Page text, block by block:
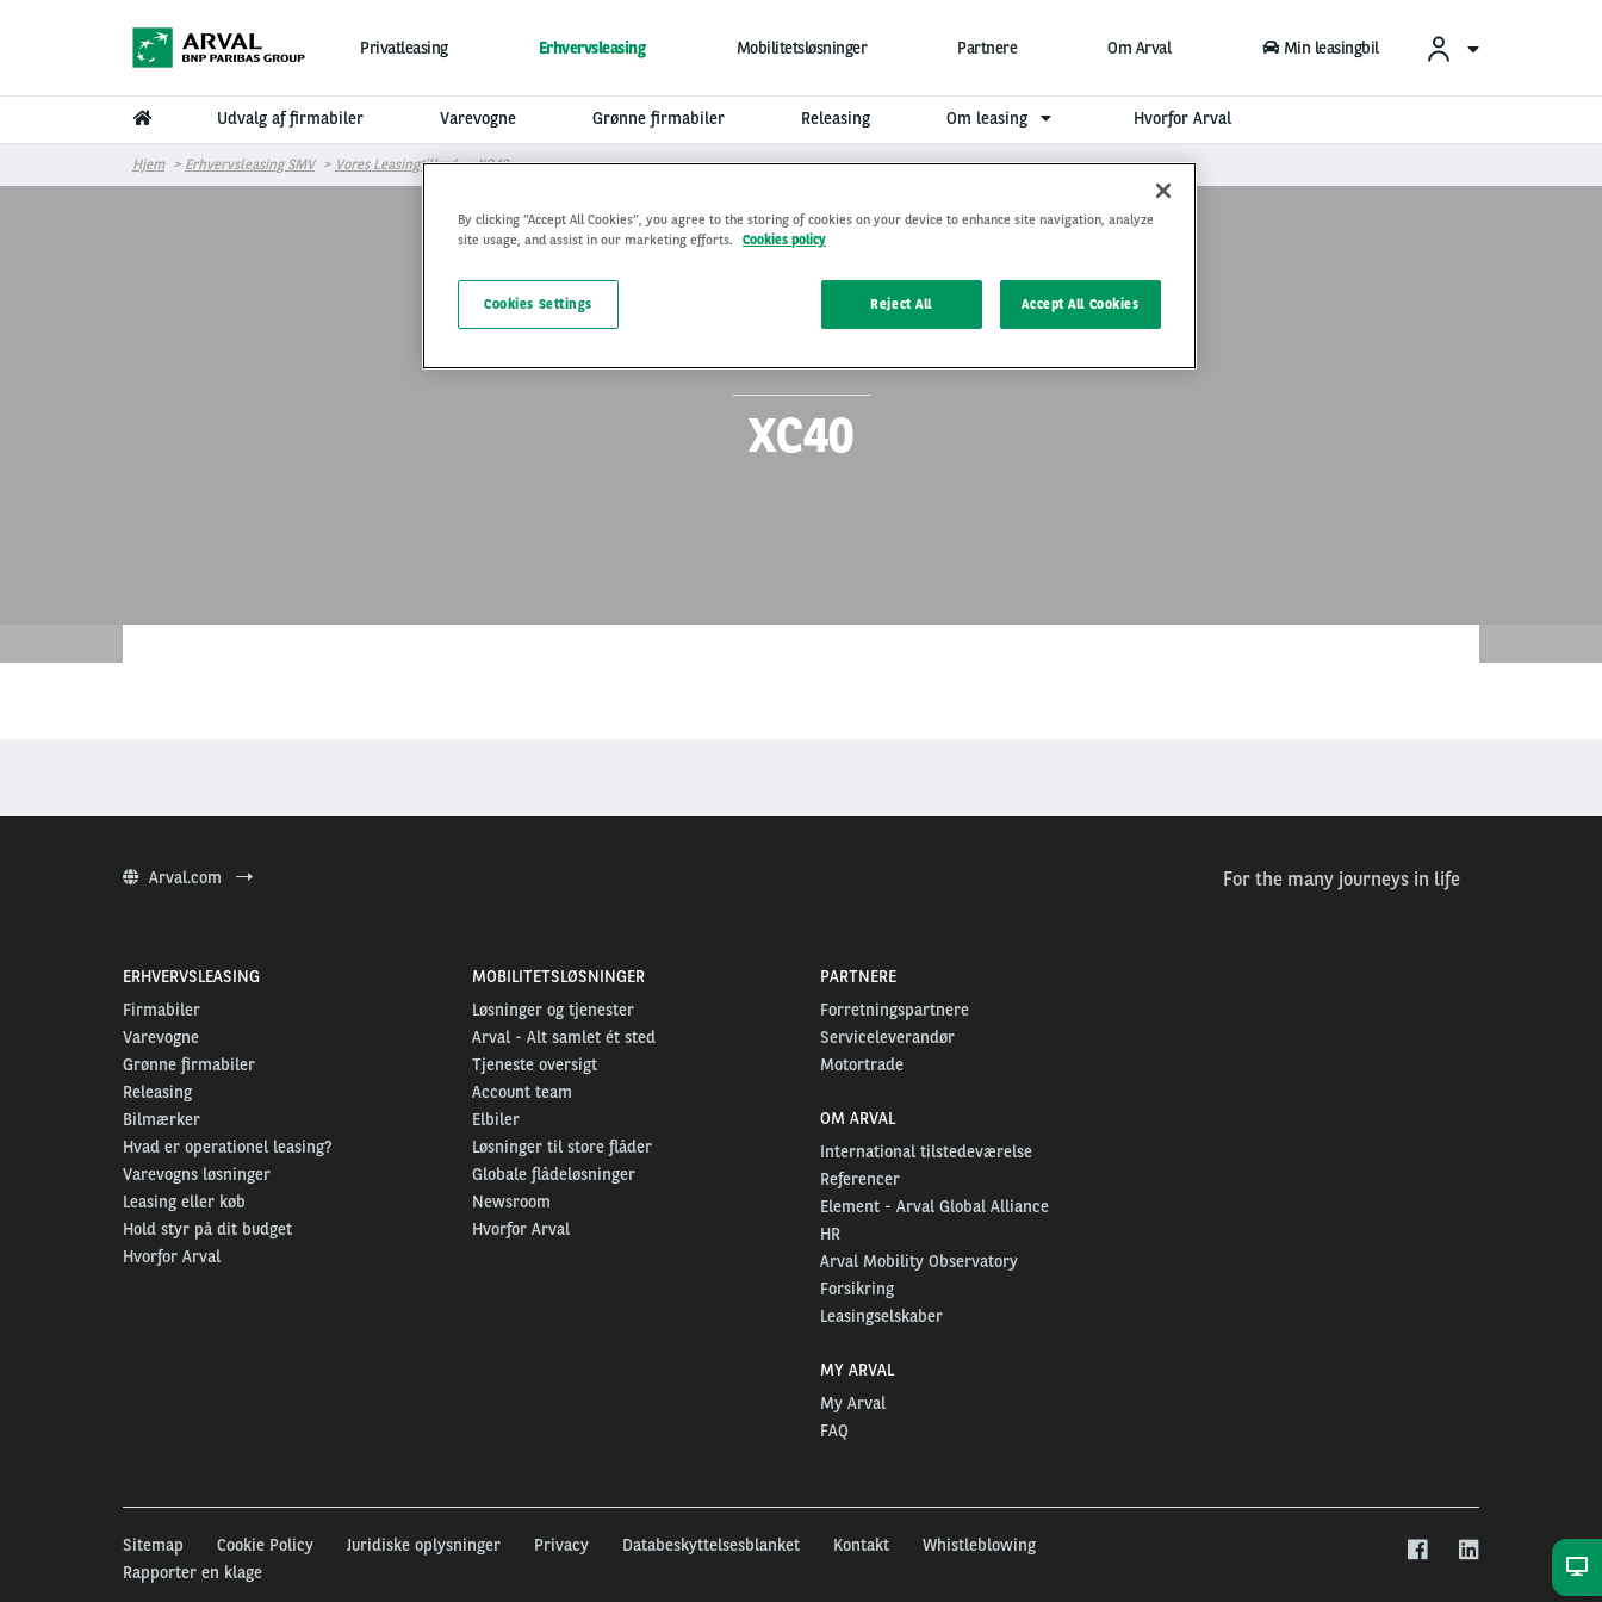
Privatleasing Erhvervsleasing Mobilitetsløsninger Partnere Om Arval Min leasingbil
Udvalg af firmabiler Varevogne Grønne firmabiler Releasing Om leasing Hvorfor Arval
Hjem Erhvervsleasing SMV Vores Leasingtilbud XC40
XC40
Arval.com For the many journeys in life
ERHVERVSLEASING
Firmabiler
Varevogne
Grønne firmabiler
Releasing
Bilmærker
Hvad er operationel leasing?
Varevogns løsninger
Leasing eller køb
Hold styr på dit budget
Hvorfor Arval
MOBILITETSLØSNINGER
Løsninger og tjenester
Arval - Alt samlet ét sted
Tjeneste oversigt
Account team
Elbiler
Løsninger til store flåder
Globale flådeløsninger
Newsroom
Hvorfor Arval
PARTNERE
Forretningspartnere
Serviceleverandør
Motortrade
OM ARVAL
International tilstedeværelse
Referencer
Element - Arval Global Alliance
HR
Arval Mobility Observatory
Forsikring
Leasingselskaber
MY ARVAL
My Arval
FAQ
Sitemap Cookie Policy Juridiske oplysninger Privacy Databeskyttelsesblanket Kontakt
Whistleblowing
Rapporter en klage
By clicking “Accept All Cookies”, you agree to the storing of cookies on your device to enhance site navigation, analyze
site usage, and assist in our marketing efforts.
Cookies policy
Reject All Accept All Cookies
Cookies Settings